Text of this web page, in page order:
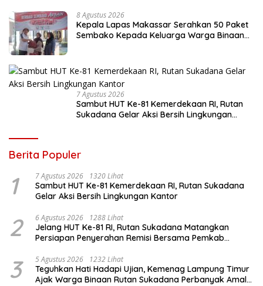
8 Agustus 2026
Kepala Lapas Makassar Serahkan 50 Paket
Sembako Kepada Keluarga Warga Binaan
7 Agustus 2026
Sambut HUT Ke-81 Kemerdekaan RI, Rutan
Sukadana Gelar Aksi Bersih Lingkungan
Berita Populer
1 7 Agustus 2026 1320 Lihat
Sambut HUT Ke-81 Kemerdekaan RI, Rutan Sukadana
Gelar Aksi Bersih Lingkungan Kantor
2 6 Agustus 2026 1288 Lihat
Jelang HUT Ke-81 RI, Rutan Sukadana Matangkan
Persiapan Penyerahan Remisi Bersama Pemkab
3 5 Agustus 2026 1232 Lihat
Teguhkan Hati Hadapi Ujian, Kemenag Lampung Timur
Ajak Warga Binaan Rutan Sukadana Perbanyak Amal